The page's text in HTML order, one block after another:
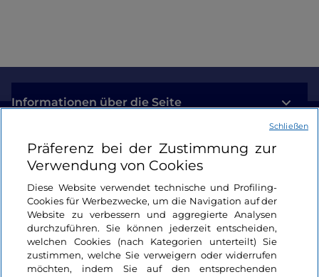
Informationen über die Seite
Nützliche Links
Login
Bleiben wir in Kontakt
Präferenz bei der Zustimmung zur
Verwendung von Cookies
Diese Website verwendet technische und Profiling-
Cookies für Werbezwecke, um die Navigation auf der
Website zu verbessern und aggregierte Analysen
durchzuführen. Sie können jederzeit entscheiden,
welchen Cookies (nach Kategorien unterteilt) Sie
zustimmen, welche Sie verweigern oder widerrufen
möchten, indem Sie auf den entsprechenden
Schließen